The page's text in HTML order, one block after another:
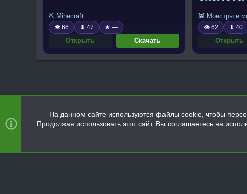
⛏️ Minecraft
👁 66 ⬇ 47 ★ —
Открыть Скачать
👾 Монстры и
👁 62 ⬇ 40
Открыть
На данном сайте используются файлы cookie, чтобы
Продолжая использовать этот сайт, Вы соглашаетесь на